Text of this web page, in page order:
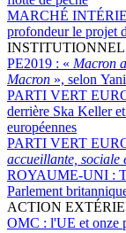
MARCHÉ
profondeur le projet
INSTITUTIONNEL
PE2019 : « Macron
Macron », selon
PARTI VERT
derrière Ska Keller
européennes
PARTI VERT
accueillante, sociale
ROYAUME-UNI :
Parlement
ACTION
OMC : l'UE et onze